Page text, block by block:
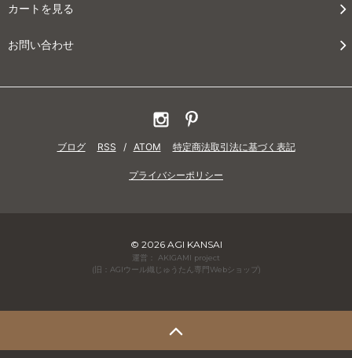
カートを見る
お問い合わせ
ブログ RSS / ATOM 特定商法取引法に基づく表記
プライバシーポリシー
© 2026 AGI KANSAI
運営： AKIGAMI project
(旧：AGIウール織じゅうたん専門Webショップ)